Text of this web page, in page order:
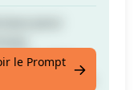
[Site Web
Médias
le Prompt